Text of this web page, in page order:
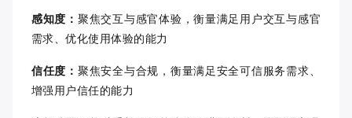
感知度 ： 聚焦交互与感官体验，衡量满足用户交互与感官
需求、优化使用体验的能力
信任度 ： 聚焦安全与合规，衡量满足安全可信服务需求、
增强用户信任的能力